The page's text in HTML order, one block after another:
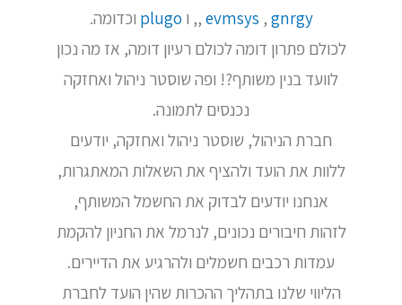
,evmsys ,gnrgy , ו plugoוכדומה.
לכולם פתרון דומה לכולם רעיון דומה, אז מה נכון
לוועד בנין משותף?! ופה שוסטר ניהול ואחזקה
נכנסים לתמונה.
חברת הניהול, שוסטר ניהול ואחזקה, יודעים
ללוות את הועד ולהציף את השאלות המאתגרות,
אנחנו יודעים לבדוק את החשמל המשותף,
לזהות חיבורים נכונים, לנרמל את החניון להקמת
עמדות רכבים חשמלים ולהרגיע את הדיירים.
הליווי שלנו בתהליך ההכרות שהין הועד לחברת